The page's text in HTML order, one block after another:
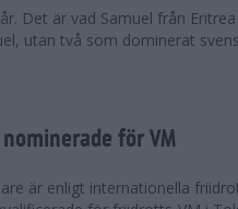
Det är vad Samuel från
utan två som dominerat
för VM
är enligt internationella